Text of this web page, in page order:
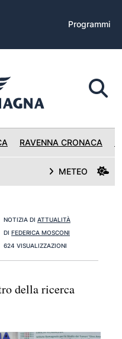
Programmi
RAVENNA CRONACA
METEO
NOTIZIA DI ATTUALITÀ
DI FEDERICA MOSCONI
624 VISUALIZZAZIONI
della ricerca